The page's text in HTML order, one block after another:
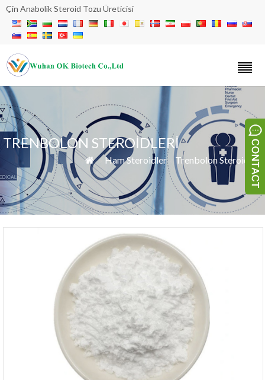
Çin Anabolik Steroid Tozu Üreticisi
TRENBOLON STEROIDLERI
 » Ham Steroidler»Trenbolon Steroidleri